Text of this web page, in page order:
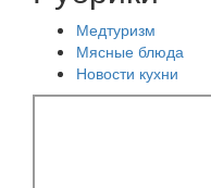
Медтуризм
Мясные блюда
Новости кухни